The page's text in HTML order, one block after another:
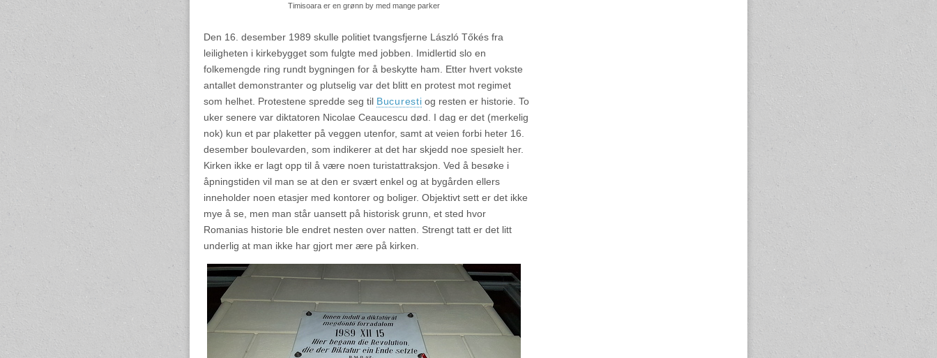
Timisoara er en grønn by med mange parker
Den 16. desember 1989 skulle politiet tvangsfjerne László Tőkés fra
leiligheten i kirkebygget som fulgte med jobben. Imidlertid slo en
folkemengde ring rundt bygningen for å beskytte ham. Etter hvert vokste
antallet demonstranter og plutselig var det blitt en protest mot regimet
som helhet. Protestene spredde seg til Bucuresti og resten er historie. To
uker senere var diktatoren Nicolae Ceaucescu død. I dag er det (merkelig
nok) kun et par plaketter på veggen utenfor, samt at veien forbi heter 16.
desember boulevarden, som indikerer at det har skjedd noe spesielt her.
Kirken ikke er lagt opp til å være noen turistattraksjon. Ved å besøke i
åpningstiden vil man se at den er svært enkel og at bygården ellers
inneholder noen etasjer med kontorer og boliger. Objektivt sett er det ikke
mye å se, men man står uansett på historisk grunn, et sted hvor
Romanias historie ble endret nesten over natten. Strengt tatt er det litt
underlig at man ikke har gjort mer ære på kirken.